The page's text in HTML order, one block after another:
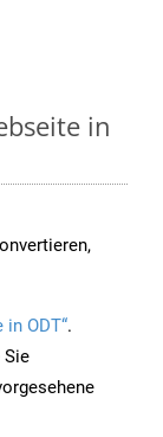
in
in ODT“.
Sie